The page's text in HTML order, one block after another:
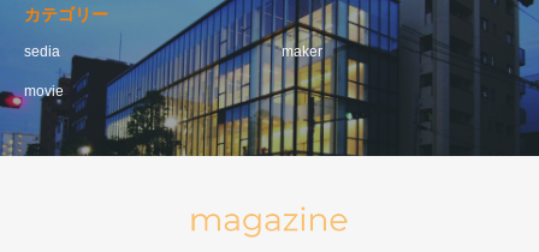
カテゴリー
sedia maker
movie